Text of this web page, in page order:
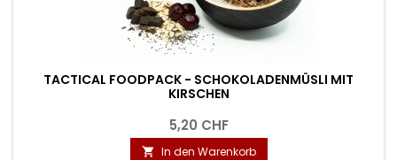
TACTICAL FOODPACK - SCHOKOLADENMÜSLI MIT
KIRSCHEN
5,20 CHF
 In den Warenkorb